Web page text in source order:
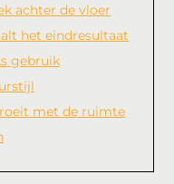
achter de vloer
het eindresultaat
gebruik
met de ruimte